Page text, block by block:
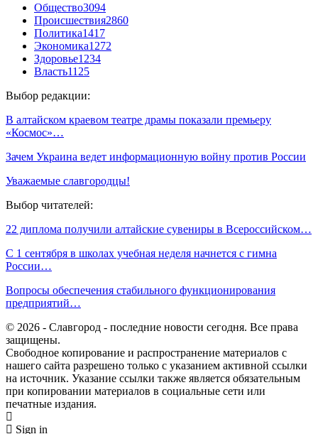
Общество3094
Происшествия2860
Политика1417
Экономика1272
Здоровье1234
Власть1125
Выбор редакции:
В алтайском краевом театре драмы показали премьеру
«Космос»…
Зачем Украина ведет информационную войну против России
Уважаемые славгородцы!
Выбор читателей:
22 диплома получили алтайские сувениры в Всероссийском…
С 1 сентября в школах учебная неделя начнется с гимна
России…
Вопросы обеспечения стабильного функционирования
предприятий…
© 2026 - Славгород - последние новости сегодня. Все права
защищены.
Свободное копирование и распространение материалов с
нашего сайта разрешено только с указанием активной ссылки
на источник. Указание ссылки также является обязательным
при копировании материалов в социальные сети или
печатные издания.
Sign in